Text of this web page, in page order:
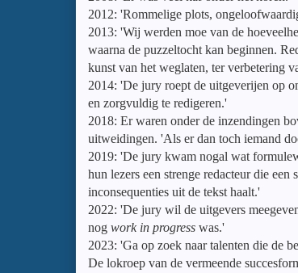
2012: 'Rommelige plots,
2013: 'Wij werden moe van de
waarna de puzzeltocht kan beginnen.
kunst van het weglaten, ter verbetering
2014: 'De jury roept de uitgeverijen op
en zorgvuldig te redigeren.'
2018: Er waren onder de inzendingen
uitweidingen. 'Als er dan toch iemand
2019: 'De jury kwam nogal wat
hun lezers een strenge redacteur die
inconsequenties uit de tekst haalt.'
2022: 'De jury wil de uitgevers
nog work in progress was.'
2023: 'Ga op zoek naar talenten die de
De lokroep van de vermeende